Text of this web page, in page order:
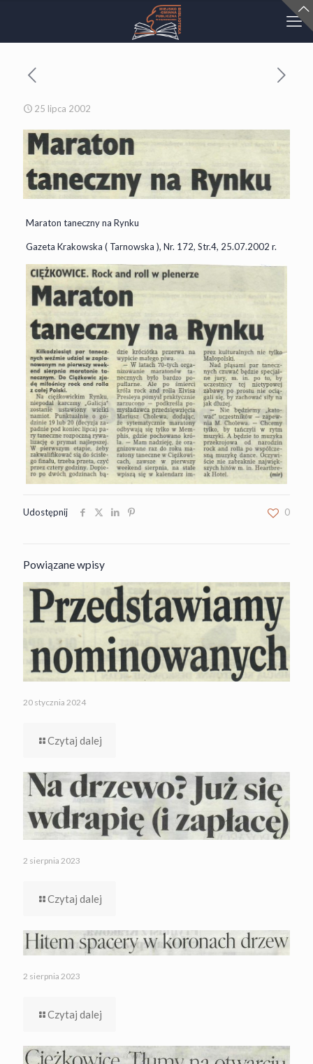
25 lipca 2002
Maraton taneczny na Rynku
Gazeta Krakowska ( Tarnowska ), Nr. 172, Str.4, 25.07.2002 r.
Udostępnij 0
Powiązane wpisy
20 stycznia 2024
Czytaj dalej
2 sierpnia 2023
Czytaj dalej
2 sierpnia 2023
Czytaj dalej